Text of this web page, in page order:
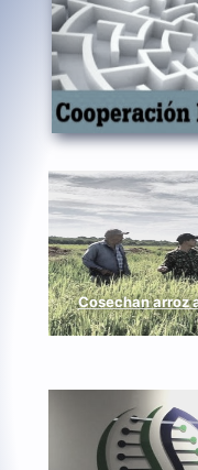
Cosechan arroz